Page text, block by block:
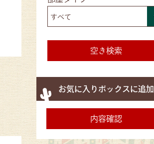
お気に入りボックスに追加